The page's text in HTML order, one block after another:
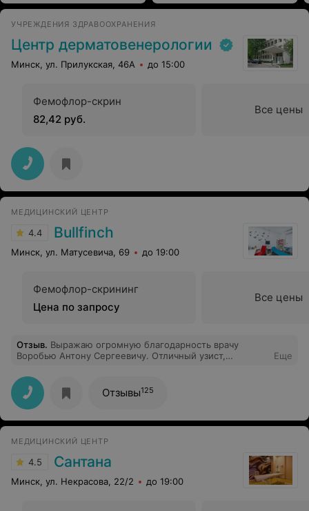
УЧРЕЖДЕНИЯ ЗДРАВООХРАНЕНИЯ
Центр дерматовенерологии
Минск, ул. Прилукская, 46А до 15:00
Фемофлор-скрин
82,42 руб.
Все цены
МЕДИЦИНСКИЙ ЦЕНТР
4.4 Bullfinch
Минск, ул. Матусевича, 69 до 19:00
Фемофлор-скрининг
Цена по запросу
Все цены
Отзыв. Выражаю огромную благодарность врачу
Воробью Антону Сергеевичу. Отличный узист,
проходили, очень удобно, проверили за один прием
всё, что интересовало. Врач ответил на все вопросы,
подсказал куда дальше обращаться с нашими
проблемами.Я, как мама, осталась очень довольна!
Цены приемлемые, обслуживание качественное!
Еще
Отзывы125
МЕДИЦИНСКИЙ ЦЕНТР
4.5 Сантана
Минск, ул. Некрасова, 22/2 до 19:00